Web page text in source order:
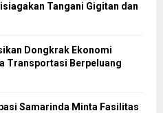
Tangani Gigitan dan
Dongkrak Ekonomi
Transportasi Berpeluang
Samarinda Minta Fasilitas